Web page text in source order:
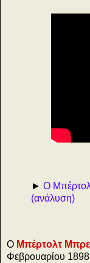
► Ο
(ανάλυση)
Ο Μπέρτολτ
Φεβρουαρίου